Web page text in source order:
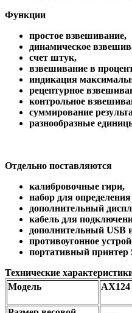
Функции
простое взвешивание,
динамическое
счет штук,
взвешивание в
индикация
рецептурное
контрольное
суммирование
разнообразные
Отдельно поставляются
калибровочные гири,
набор для
дополнительный
кабель для
дополнительный USB
противоугонное
портативный принтер
Технические
Модель
AX124